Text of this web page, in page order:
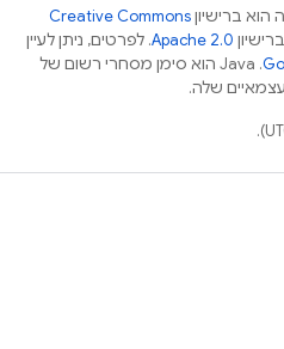
ברישיוןCreative Commons
Apache 2.0. לפרטים, ניתן לעיין
.‏ Java הוא סימן מסחרי רשום של